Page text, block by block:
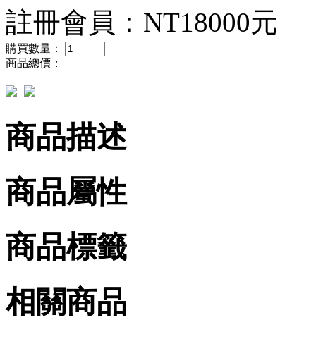
註冊會員： NT18000元
購買數量：
商品總價：
商品描述
商品屬性
商品標籤
相關商品